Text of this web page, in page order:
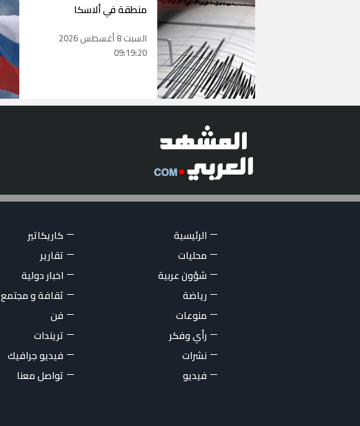
منطقة في ألاسكا
السبت 8 أغسطس 2026
09:19:20
الرئيسية كاريكاتير
محليات
تقارير
شؤون عربية
اخبار دولية
رياضة
ثقافة و مجتمع
منوعات
فن
رأي وفكر
تريندات
نشرات
فيديو جرافيك
فيديو
تواصل معنا